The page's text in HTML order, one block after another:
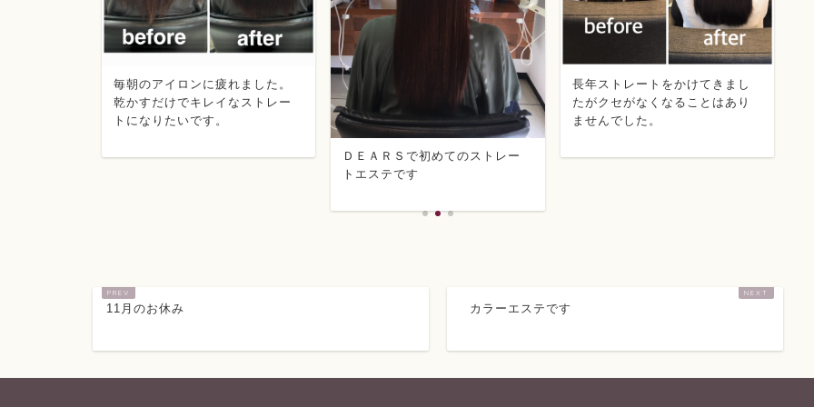
毎朝のアイロンに疲れました。
乾かすだけでキレイなストレー
トになりたいです。
ＤＥＡＲＳで初めてのストレー
トエステです
長年ストレートをかけてきまし
たがクセがなくなることはあり
ませんでした。
11月のお休み カラーエステです